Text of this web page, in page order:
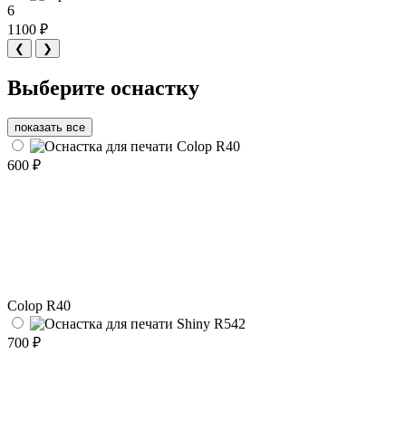
6
1100 ₽
❮ ❯
Выберите оснастку
показать все
600 ₽
Colop R40
700 ₽